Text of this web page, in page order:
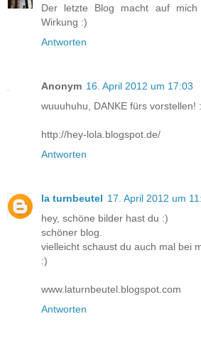
Der letzte Blog macht auf mich
Wirkung :)
Antworten
Anonym 16. April 2012 um 17:03
wuuuhuhu, DANKE fürs vorstellen!
http://hey-lola.blogspot.de/
Antworten
la turnbeutel 17. April 2012 um
hey, schöne bilder hast du :)
schöner blog.
vielleicht schaust du auch mal bei
:)
www.laturnbeutel.blogspot.com
Antworten